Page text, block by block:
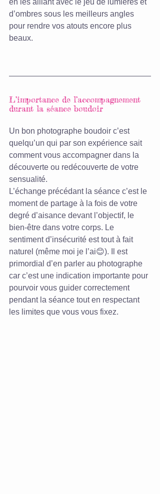
en les alliant avec le jeu de lumières et
d’ombres sous les meilleurs angles
pour rendre vos atouts encore plus
beaux.
L’importance de l’accompagnement
durant la séance boudoir
Un bon photographe boudoir c’est
quelqu’un qui par son expérience sait
comment vous accompagner dans la
découverte ou redécouverte de votre
sensualité.
L’échange précédant la séance c’est le
moment de partage à la fois de votre
degré d’aisance devant l’objectif, le
bien-être dans votre corps. Le
sentiment d’insécurité est tout à fait
naturel (même moi je l’ai😊). Il est
primordial d’en parler au photographe
car c’est une indication importante pour
pourvoir vous guider correctement
pendant la séance tout en respectant
les limites que vous vous fixez.